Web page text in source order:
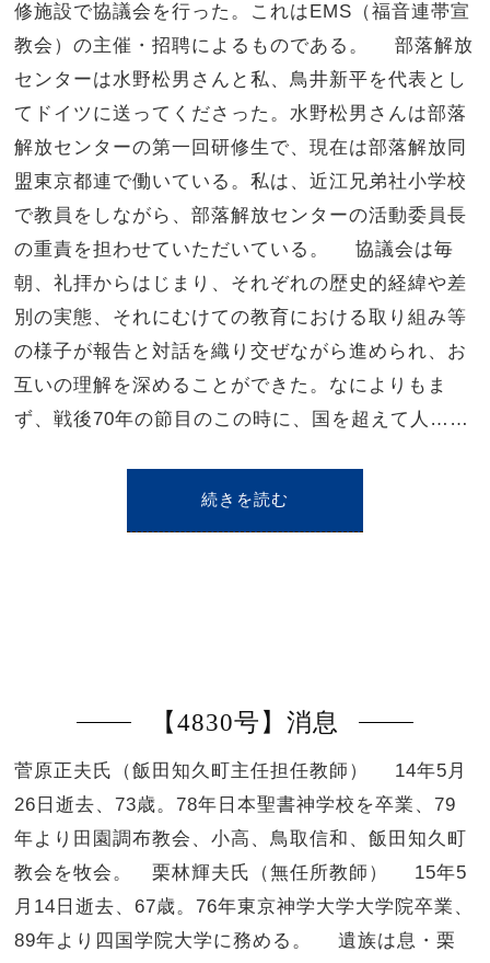
修施設で協議会を行った。これはEMS（福音連帯宣
教会）の主催・招聘によるものである。 部落解放
センターは水野松男さんと私、鳥井新平を代表とし
てドイツに送ってくださった。水野松男さんは部落
解放センターの第一回研修生で、現在は部落解放同
盟東京都連で働いている。私は、近江兄弟社小学校
で教員をしながら、部落解放センターの活動委員長
の重責を担わせていただいている。 協議会は毎
朝、礼拝からはじまり、それぞれの歴史的経緯や差
別の実態、それにむけての教育における取り組み等
の様子が報告と対話を織り交ぜながら進められ、お
互いの理解を深めることができた。なによりもま
ず、戦後70年の節目のこの時に、国を超えて人……
続きを読む
【4830号】消息
菅原正夫氏（飯田知久町主任担任教師） 14年5月
26日逝去、73歳。78年日本聖書神学校を卒業、79
年より田園調布教会、小高、鳥取信和、飯田知久町
教会を牧会。 栗林輝夫氏（無任所教師） 15年5
月14日逝去、67歳。76年東京神学大学大学院卒業、
89年より四国学院大学に務める。 遺族は息・栗